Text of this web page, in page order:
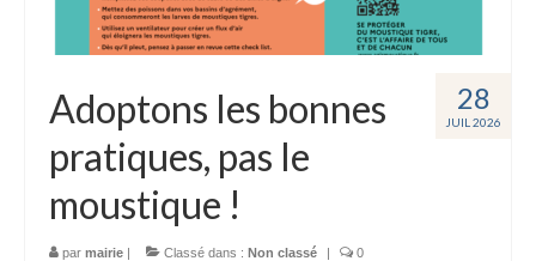
28
JUIL 2026
Adoptons les bonnes
pratiques, pas le
moustique !
par mairie | Classé dans : Non classé | 0